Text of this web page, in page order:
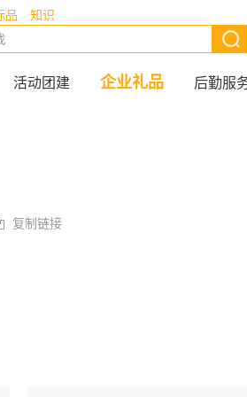
品
知识
活动团建 企业礼品 后勤服
复制链接